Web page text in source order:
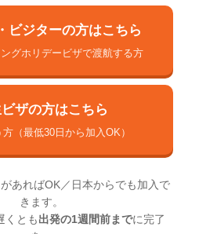
ビジターの方はこちら
グホリデービザで渡航する方
ザの方はこちら
（最低30日から加入OK）
あればOK／日本からでも加入で
きます。
くとも出発の1週間前までに完了